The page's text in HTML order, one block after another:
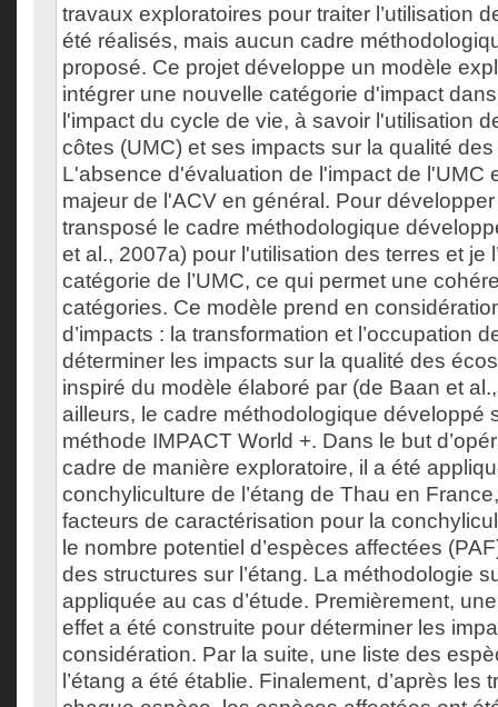
travaux exploratoires pour traiter l’utilisation
été réalisés, mais aucun cadre
proposé. Ce projet développe un modèle
intégrer une nouvelle catégorie d'impact
l'impact du cycle de vie, à savoir l'utilisation
côtes (UMC) et ses impacts sur la qualité
L'absence d'évaluation de l'impact de l'UMC
majeur de l'ACV en général. Pour développer
transposé le cadre méthodologique
et al., 2007a) pour l'utilisation des terres et je
catégorie de l’UMC, ce qui permet une
catégories. Ce modèle prend en
d’impacts : la transformation et l’occupation
déterminer les impacts sur la qualité des
inspiré du modèle élaboré par (de Baan et
ailleurs, le cadre méthodologique développé
méthode IMPACT World +. Dans le but
cadre de manière exploratoire, il a été
conchyliculture de l’étang de Thau en
facteurs de caractérisation pour la
le nombre potentiel d’espèces affectées
des structures sur l’étang. La méthodologie
appliquée au cas d’étude. Premièrement,
effet a été construite pour déterminer les
considération. Par la suite, une liste des
l’étang a été établie. Finalement, d’après les